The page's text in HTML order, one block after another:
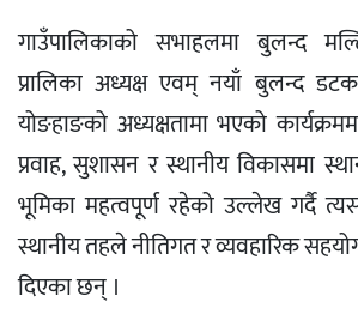
गाउँपालिकाको सभाहलमा बुलन्द
प्रालिका अध्यक्ष एवम् नयाँ बुलन्द
योङहाङको अध्यक्षतामा भएको
प्रवाह, सुशासन र स्थानीय विकासमा
भूमिका महत्वपूर्ण रहेको उल्लेख गर्दै
स्थानीय तहले नीतिगत र व्यवहारिक
दिएका छन् ।